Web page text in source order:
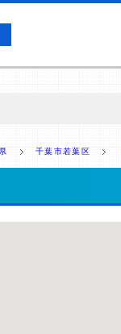
供を行っています。
千葉市若葉区